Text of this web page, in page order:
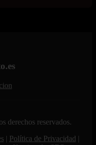
derechos reservados.
| Política de Privacidad |